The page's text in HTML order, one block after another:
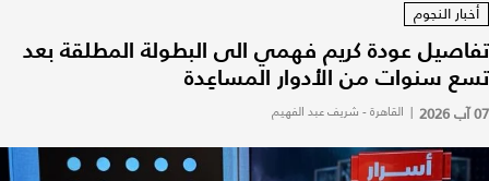
أخبار النجوم
تفاصيل عودة كريم فهمي الى البطولة المطلقة بعد
تسع سنوات من الأدوار المساعِدة
07 آب 2026 | القاهرة - شريف عبد الفهيم